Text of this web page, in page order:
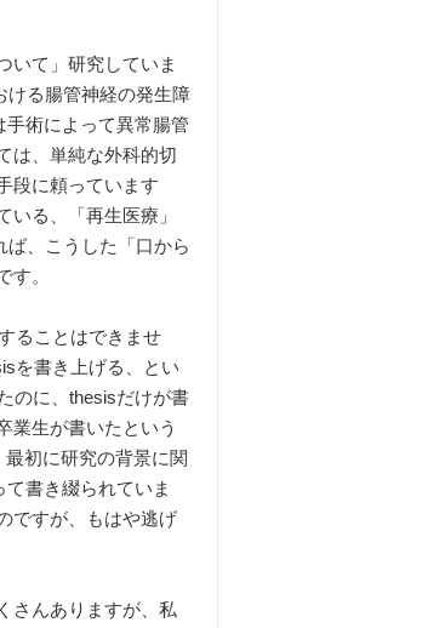
いて」研究していま
ける腸管神経の発生障
術によって異常腸管
は、単純な外科的切
段に頼っています
る、「再生医療」
、こうした「口から
。
ることはできませ
を書き上げる、とい
のに、thesisだけが書
業生が書いたという
初に研究の背景に関
書き綴られていま
ですが、もはや逃げ
さんありますが、私